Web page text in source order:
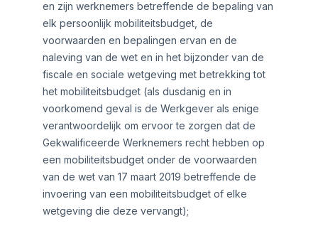
en zijn werknemers betreffende de bepaling van
elk persoonlijk mobiliteitsbudget, de
voorwaarden en bepalingen ervan en de
naleving van de wet en in het bijzonder van de
fiscale en sociale wetgeving met betrekking tot
het mobiliteitsbudget (als dusdanig en in
voorkomend geval is de Werkgever als enige
verantwoordelijk om ervoor te zorgen dat de
Gekwalificeerde Werknemers recht hebben op
een mobiliteitsbudget onder de voorwaarden
van de wet van 17 maart 2019 betreffende de
invoering van een mobiliteitsbudget of elke
wetgeving die deze vervangt);